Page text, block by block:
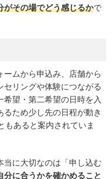
がその場でどう感じるかで
ームから申込み、店舗から
リングや体験につながる
望・第二希望の日時を入
ため少し先の日程が動き
もあると案内されていま
当に大切なのは「申し込む
分に合うかを確かめること